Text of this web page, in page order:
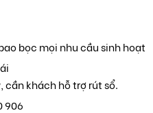
bọc mọi nhu cầu sinh hoạt
cần khách hỗ trợ rút sổ.
906